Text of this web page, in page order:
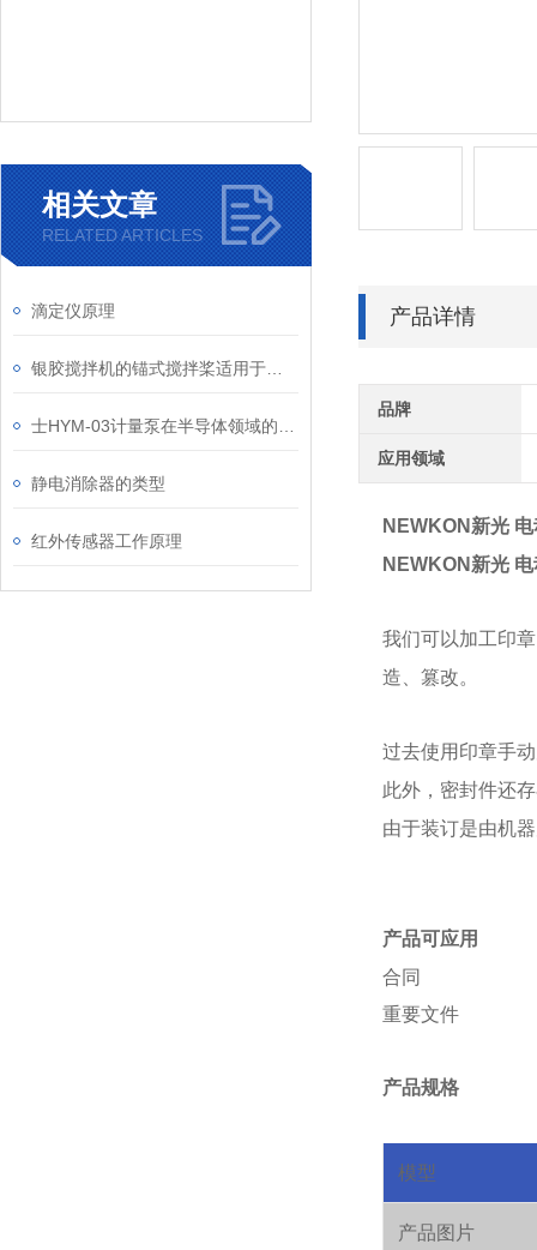
相关文章
RELATED ARTICLES
滴定仪原理
静电消除器的类型
红外传感器工作原理
产品详情
品牌
应用领域
NEWKON新光
NEWKON新光
我们可以加工印
造、篡改。
过去使用印章手
此外，密封件还
由于装订是由机
产品可应用
合同
重要文件
产品规格
模型
产品图片